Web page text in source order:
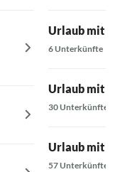
Urlaub mit
6 Unterkünfte
Urlaub mit
30 Unterkünfte
Urlaub mit
57 Unterkünfte